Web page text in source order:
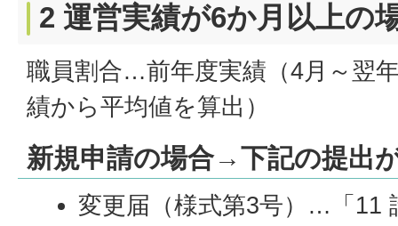
2 運営実績が6か月以上の
職員割合…前年度実績（4月～翌
績から平均値を算出）
新規申請の場合→下記の提出
変更届（様式第3号）…「11